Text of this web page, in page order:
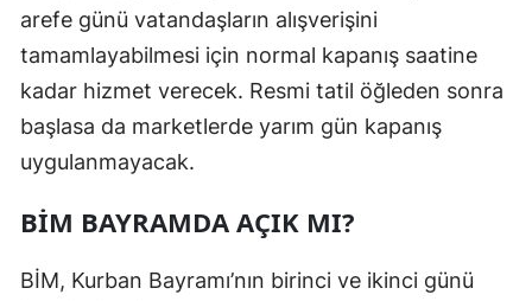
arefe günü vatandaşların alışverişini
tamamlayabilmesi için normal kapanış saatine
kadar hizmet verecek. Resmi tatil öğleden sonra
başlasa da marketlerde yarım gün kapanış
uygulanmayacak.
BİM BAYRAMDA AÇIK MI?
BİM, Kurban Bayramı’nın birinci ve ikinci günü